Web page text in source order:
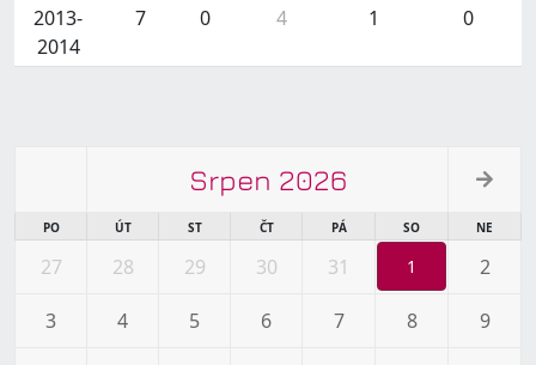
2013-
2014
7 0 4 1 0
Srpen 2026
PO ÚT ST ČT PÁ SO NE
27 28 29 30 31 1 2
3 4 5 6 7 8 9